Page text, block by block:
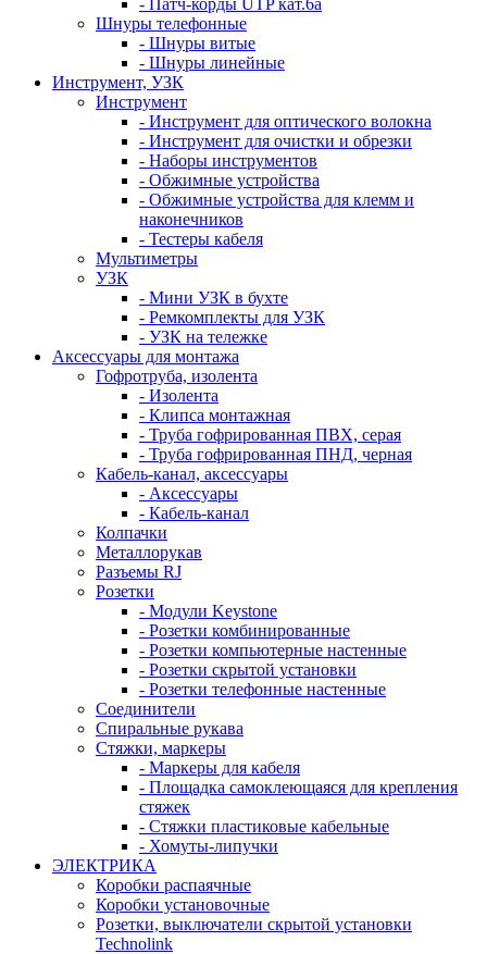
- Патч-корды UTP кат.6а
Шнуры телефонные
- Шнуры витые
- Шнуры линейные
Инструмент, УЗК
Инструмент
- Инструмент для оптического волокна
- Инструмент для очистки и обрезки
- Наборы инструментов
- Обжимные устройства
- Обжимные устройства для клемм и
наконечников
- Тестеры кабеля
Мультиметры
УЗК
- Мини УЗК в бухте
- Ремкомплекты для УЗК
- УЗК на тележке
Аксессуары для монтажа
Гофротруба, изолента
- Изолента
- Клипса монтажная
- Труба гофрированная ПВХ, серая
- Труба гофрированная ПНД, черная
Кабель-канал, аксессуары
- Аксессуары
- Кабель-канал
Колпачки
Металлорукав
Разъемы RJ
Розетки
- Модули Keystone
- Розетки комбинированные
- Розетки компьютерные настенные
- Розетки скрытой установки
- Розетки телефонные настенные
Соединители
Спиральные рукава
Стяжки, маркеры
- Маркеры для кабеля
- Площадка самоклеющаяся для крепления
стяжек
- Стяжки пластиковые кабельные
- Хомуты-липучки
ЭЛЕКТРИКА
Коробки распаячные
Коробки установочные
Розетки, выключатели скрытой установки
Technolink